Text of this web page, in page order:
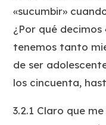
«sucumbir»
¿Por qué decimos
tenemos tanto
de ser
los cincuenta,
3.2.1 Claro que